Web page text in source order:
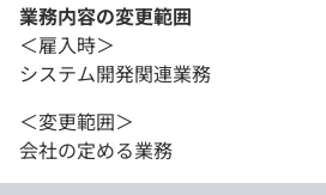
業務内容の変更範囲
＜雇入時＞
システム開発関連業務
＜変更範囲＞
会社の定める業務